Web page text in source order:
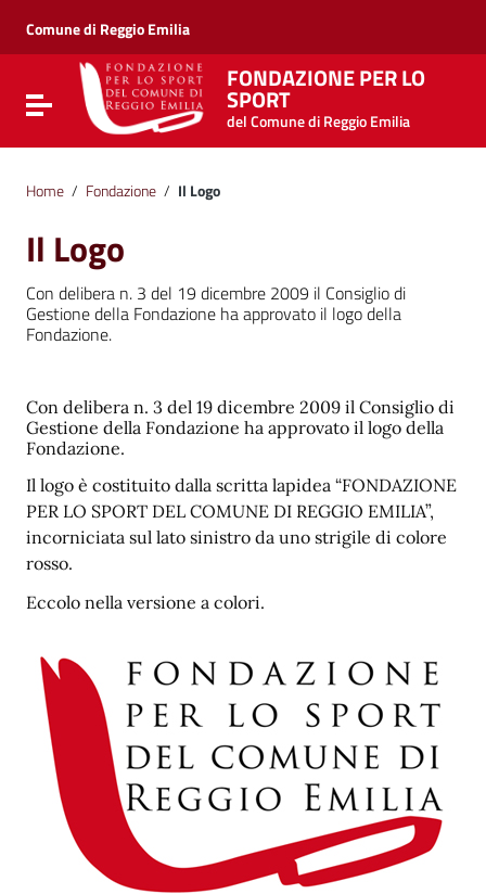
Vai al menu di navigazione
Vai al footer
Comune di Reggio Emilia
Attiva / disattiva la navigazione
FONDAZIONE PER LO
SPORT
del Comune di Reggio Emilia
Home / Fondazione / Il Logo
Il Logo
Con delibera n. 3 del 19 dicembre 2009 il Consiglio di
Gestione della Fondazione ha approvato il logo della
Fondazione.
Con delibera n. 3 del 19 dicembre 2009 il Consiglio di
Gestione della Fondazione ha approvato il logo della
Fondazione.
Il logo è costituito dalla scritta lapidea “FONDAZIONE
PER LO SPORT DEL COMUNE DI REGGIO EMILIA”,
incorniciata sul lato sinistro da uno strigile di colore
rosso.
Eccolo nella versione a colori.